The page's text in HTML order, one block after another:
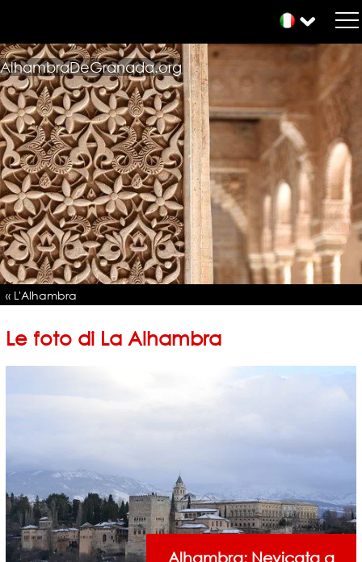
AlhambraDeGranada.org
« L'Alhambra
Le foto di La Alhambra
Alhambra: Nevicata a